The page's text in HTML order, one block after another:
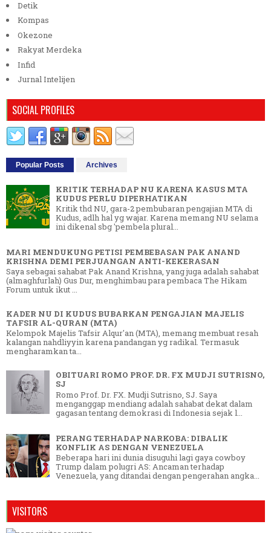
Detik
Kompas
Okezone
Rakyat Merdeka
Infid
Jurnal Intelijen
SOCIAL PROFILES
Popular Posts Archives
KRITIK TERHADAP NU KARENA KASUS MTA
KUDUS PERLU DIPERHATIKAN
Kritik thd NU, gara-2 pembubaran pengajian MTA di
Kudus, adlh hal yg wajar. Karena memang NU selama
ini dikenal sbg 'pembela plural...
MARI MENDUKUNG PETISI PEMBEBASAN PAK ANAND
KRISHNA DEMI PERJUANGAN ANTI-KEKERASAN
Saya sebagai sahabat Pak Anand Krishna, yang juga adalah sahabat
(almaghfurlah) Gus Dur, menghimbau para pembaca The Hikam
Forum untuk ikut ...
KADER NU DI KUDUS BUBARKAN PENGAJIAN MAJELIS
TAFSIR AL-QURAN (MTA)
Kelompok Majelis Tafsir Alqur'an (MTA), memang membuat resah
kalangan nahdliyyin karena pandangan yg radikal. Termasuk
mengharamkan ta...
OBITUARI ROMO PROF. DR. FX MUDJI SUTRISNO,
SJ
Romo Prof. Dr. FX. Mudji Sutrisno, SJ. Saya
menganggap mendiang adalah sahabat dekat dalam
gagasan tentang demokrasi di Indonesia sejak l...
PERANG TERHADAP NARKOBA: DIBALIK
KONFLIK AS DENGAN VENEZUELA
Beberapa hari ini dunia disuguhi lagi gaya cowboy
Trump dalam polugri AS: Ancaman terhadap
Venezuela, yang ditandai dengan pengerahan angka...
VISITORS